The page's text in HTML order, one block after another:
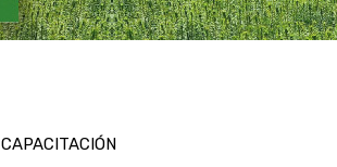
CAPACITACIÓN